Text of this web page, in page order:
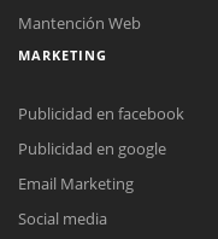
Mantención Web
MARKETING
Publicidad en facebook
Publicidad en google
Email Marketing
Social media